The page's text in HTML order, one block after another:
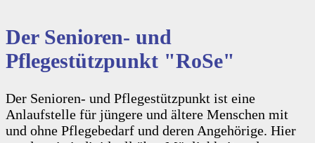
Der Senioren- und
Pflegestützpunkt "RoSe"
Der Senioren- und Pflegestützpunkt ist eine
Anlaufstelle für jüngere und ältere Menschen mit
und ohne Pflegebedarf und deren Angehörige. Hier